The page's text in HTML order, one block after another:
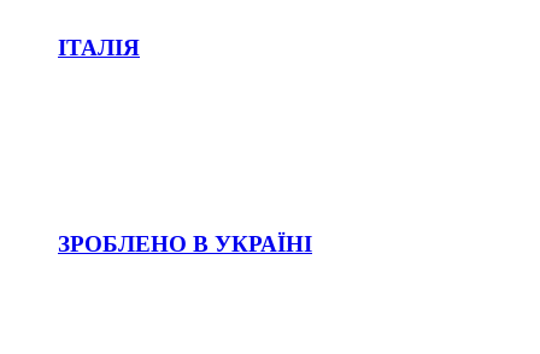
ІТАЛІЯ
ЗРОБЛЕНО В УКРАЇНІ